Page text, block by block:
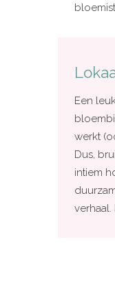
Een
werkt
Dus,
intiem
verhaal.